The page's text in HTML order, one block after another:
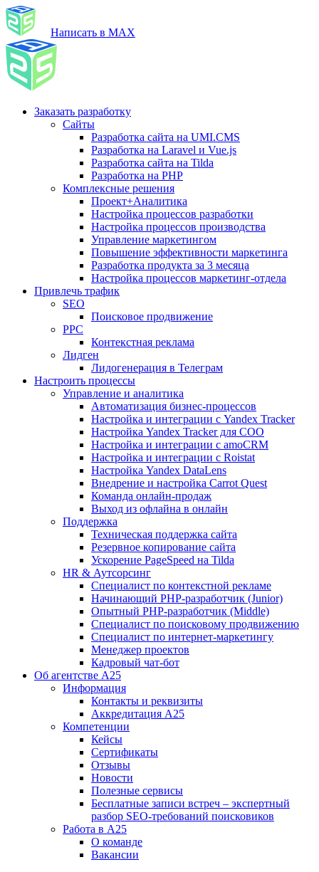
Написать в MAX
Заказать разработку
Сайты
Разработка сайта на UMI.CMS
Разработка на Laravel и Vue.js
Разработка сайта на Tilda
Разработка на PHP
Комплексные решения
Проект+Аналитика
Настройка процессов разработки
Настройка процессов производства
Управление маркетингом
Повышение эффективности маркетинга
Разработка продукта за 3 месяца
Настройка процессов маркетинг-отдела
Привлечь трафик
SEO
Поисковое продвижение
PPC
Контекстная реклама
Лидген
Лидогенерация в Телеграм
Настроить процессы
Управление и аналитика
Автоматизация бизнес-процессов
Настройка и интеграции с Yandex Tracker
Настройка Yandex Tracker для СОО
Настройка и интеграции с amoCRM
Настройка и интеграции с Roistat
Настройка Yandex DataLens
Внедрение и настройка Carrot Quest
Команда онлайн-продаж
Выход из офлайна в онлайн
Поддержка
Техническая поддержка сайта
Резервное копирование сайта
Ускорение PageSpeed на Tilda
HR & Аутсорсинг
Специалист по контекстной рекламе
Начинающий PHP-разработчик (Junior)
Опытный PHP-разработчик (Middle)
Специалист по поисковому продвижению
Специалист по интернет-маркетингу
Менеджер проектов
Кадровый чат-бот
Об агентстве А25
Информация
Контакты и реквизиты
Аккредитация А25
Компетенции
Кейсы
Сертификаты
Отзывы
Новости
Полезные сервисы
Бесплатные записи встреч – экспертный
разбор SEO-требований поисковиков
Работа в А25
О команде
Вакансии